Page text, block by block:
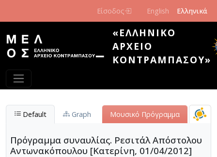
Είσοδος English Ελληνικά
«ΕΛΛΗΝΙΚΌ
ΑΡΧΕΊΟ
ΚΟΝΤΡΑΜΠΆΣΟΥ»
Default Graph Μουσικό Πρόγραμμα
Πρόγραμμα συναυλίας. Ρεσιτάλ Απόστολου
Αντωνακόπουλου [Κατερίνη, 01/04/2012]